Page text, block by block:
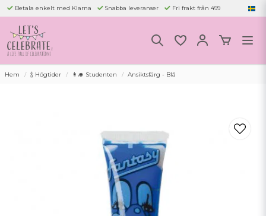
Betala enkelt med Klarna Snabba leveranser Fri frakt från 499
Hem 🍾 Högtider 👩‍🎓 Studenten Ansiktsfärg - Blå